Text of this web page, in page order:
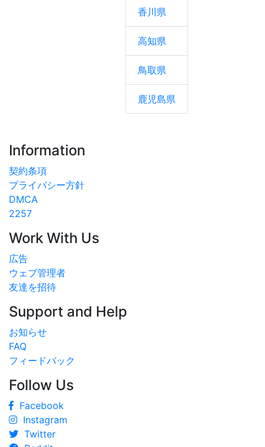
香川県
高知県
鳥取県
鹿児島県
Information
契約条項
プライバシー方針
DMCA
2257
Work With Us
広告
ウェブ管理者
友達を招待
Support and Help
お知らせ
FAQ
フィードバック
Follow Us
Facebook
Instagram
Twitter